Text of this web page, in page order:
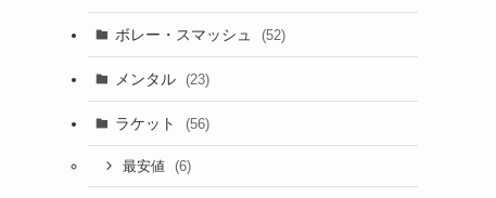
ボレー・スマッシュ (52)
メンタル (23)
ラケット (56)
最安値 (6)